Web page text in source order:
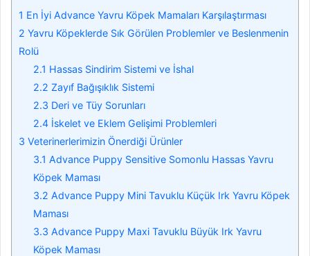
1 En İyi Advance Yavru Köpek Mamaları Karşılaştırması
2 Yavru Köpeklerde Sık Görülen Problemler ve Beslenmenin
Rolü
2.1 Hassas Sindirim Sistemi ve İshal
2.2 Zayıf Bağışıklık Sistemi
2.3 Deri ve Tüy Sorunları
2.4 İskelet ve Eklem Gelişimi Problemleri
3 Veterinerlerimizin Önerdiği Ürünler
3.1 Advance Puppy Sensitive Somonlu Hassas Yavru
Köpek Maması
3.2 Advance Puppy Mini Tavuklu Küçük Irk Yavru Köpek
Maması
3.3 Advance Puppy Maxi Tavuklu Büyük Irk Yavru
Köpek Maması